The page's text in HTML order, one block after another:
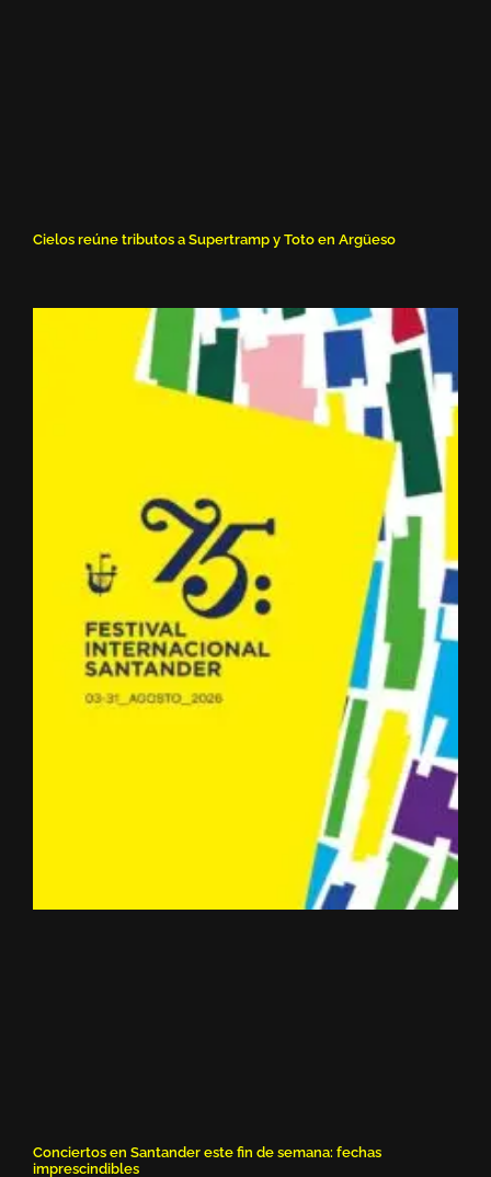
Cielos reúne tributos a Supertramp y Toto en Argüeso
Conciertos en Santander este fin de semana: fechas
imprescindibles